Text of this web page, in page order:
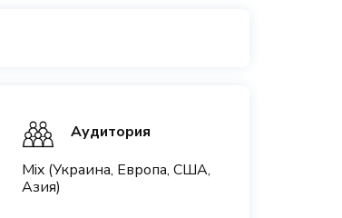
Аудитория
Mix (Украина, Европа, США,
Азия)